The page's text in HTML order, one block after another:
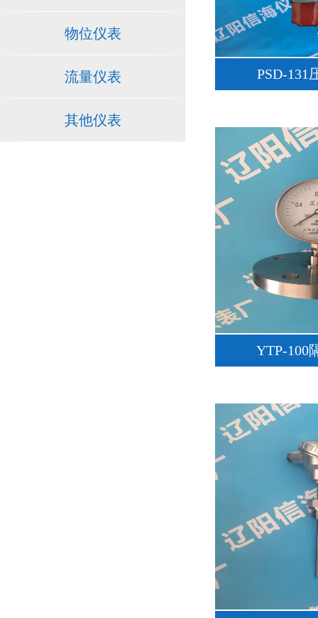
物位仪表
流量仪表
其他仪表
PSD-131
YTP-100